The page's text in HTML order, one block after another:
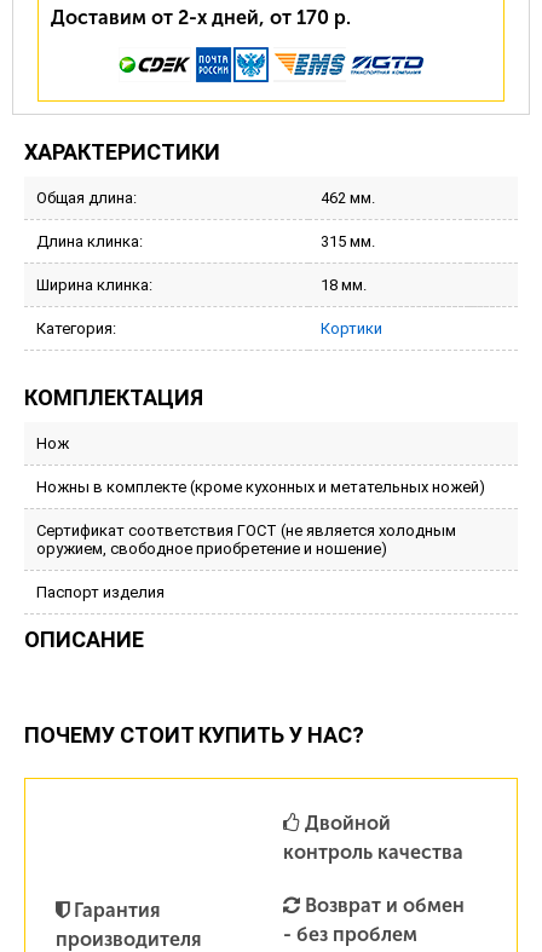
Доставим от 2-х дней, от 170 р.
ХАРАКТЕРИСТИКИ
Общая длина: 462 мм.
Длина клинка: 315 мм.
Ширина клинка: 18 мм.
Категория: Кортики
КОМПЛЕКТАЦИЯ
Нож
Ножны в комплекте (кроме кухонных и метательных ножей)
Сертификат соответствия ГОСТ (не является холодным
оружием, свободное приобретение и ношение)
Паспорт изделия
ОПИСАНИЕ
ПОЧЕМУ СТОИТ КУПИТЬ У НАС?
Гарантия
производителя
Двойной
контроль качества
Возврат и обмен
- без проблем